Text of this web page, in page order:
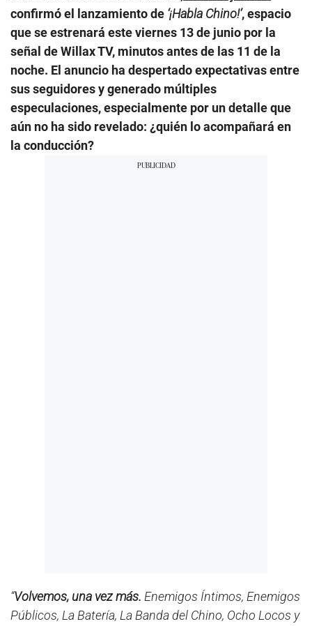
confirmó el lanzamiento de ‘¡Habla Chino!’, espacio
que se estrenará este viernes 13 de junio por la
señal de Willax TV, minutos antes de las 11 de la
noche. El anuncio ha despertado expectativas entre
sus seguidores y generado múltiples
especulaciones, especialmente por un detalle que
aún no ha sido revelado: ¿quién lo acompañará en
la conducción?
“Volvemos, una vez más. Enemigos Íntimos, Enemigos
Públicos, La Batería, La Banda del Chino, Ocho Locos y